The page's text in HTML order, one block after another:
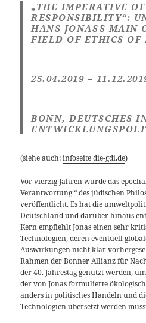
„THE IMPERATIVE OF
RESPONSIBILITY“:
HANS JONAS´S MAIN
FIELD OF ETHICS
25.04.2019 –
BONN, DEUTSCHES
(siehe auch:infoseite die-gdi.de)
Vor vierzig Jahren wurde das
Verantwortung “ des jüdischen
veröffentlicht. Es hat die
Deutschland und darüber hinaus
Kern empfiehlt Jonas einen sehr
Technologien, deren eventuell
Auswirkungen nicht klar
Rahmen der Bonner Allianz für
der 40. Jahrestag genutzt werden,
der von Jonas formulierte
anders in politisches Handeln und
Technologien übersetzt werden